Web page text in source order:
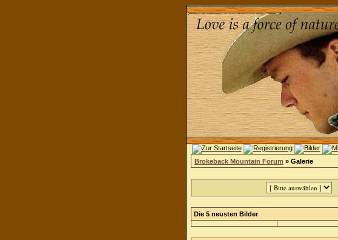
Brokeback Mountain Forum » Galerie
Die 5 neusten Bilder